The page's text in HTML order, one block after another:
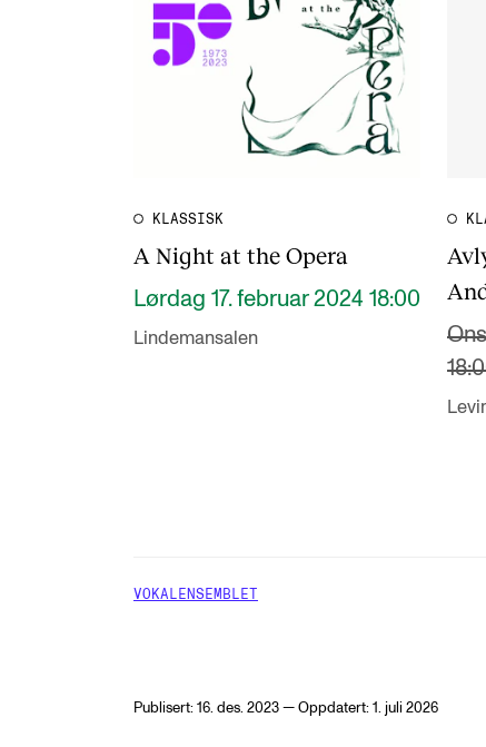
KLASSISK
A Night at the Opera
Lørdag 17. februar 2024 18:00
Lindemansalen
VOKALENSEMBLET
Publisert: 16. des. 2023 — Oppdatert: 1. juli 2026